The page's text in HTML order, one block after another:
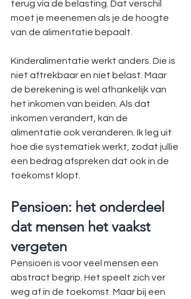
terug via de belasting. Dat verschil
moet je meenemen als je de hoogte
van de alimentatie bepaalt.
Kinderalimentatie werkt anders. Die is
niet aftrekbaar en niet belast. Maar
de berekening is wel afhankelijk van
het inkomen van beiden. Als dat
inkomen verandert, kan de
alimentatie ook veranderen. Ik leg uit
hoe die systematiek werkt, zodat jullie
een bedrag afspreken dat ook in de
toekomst klopt.
Pensioen: het onderdeel
dat mensen het vaakst
vergeten
Pensioen is voor veel mensen een
abstract begrip. Het speelt zich ver
weg af in de toekomst. Maar bij een